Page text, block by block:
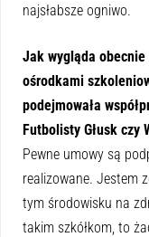
najsłabsze ogniwo.
Jak wygląda
ośrodkami
podejmowała
Futbolisty Głusk czy
Pewne umowy są
realizowane. Jestem
tym środowisku na
takim szkółkom, to